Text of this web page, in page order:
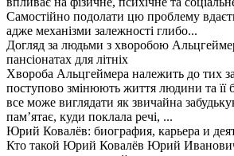
Самостійно подолати цю проблему
адже механізми залежності глибо...
Догляд за людьми з хворобою
пансіонатах для літніх
Хвороба Альцгеймера належить до тих
поступово змінюють життя людини та її
все може виглядати як звичайна
пам’ятає, куди поклала речі, ...
Юрий Ковалёв: биография, карьера и
Кто такой Юрий Ковалёв Юрий Иванович